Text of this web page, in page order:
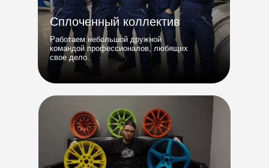
Сплоченный коллектив
Работаем небольшой дружной
командой профессионалов, любящих
свое дело.